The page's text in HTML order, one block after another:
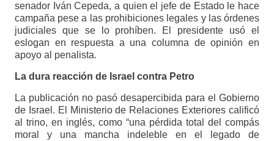
senador Iván Cepeda, a quien el jefe de Estado le hace
campaña pese a las prohibiciones legales y las órdenes
judiciales que se lo prohíben. El presidente usó el
eslogan en respuesta a una columna de opinión en
apoyo al penalista.
La dura reacción de Israel contra Petro
La publicación no pasó desapercibida para el Gobierno
de Israel. El Ministerio de Relaciones Exteriores calificó
al trino, en inglés, como “una pérdida total del compás
moral y una mancha indeleble en el legado de